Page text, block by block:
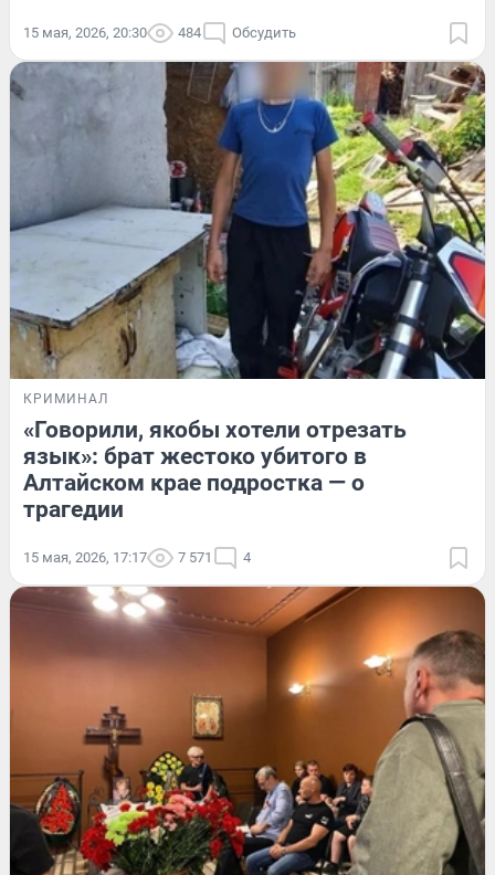
15 мая, 2026, 20:30 484 Обсудить
КРИМИНАЛ
«Говорили, якобы хотели отрезать
язык»: брат жестоко убитого в
Алтайском крае подростка — о
трагедии
15 мая, 2026, 17:17 7 571 4